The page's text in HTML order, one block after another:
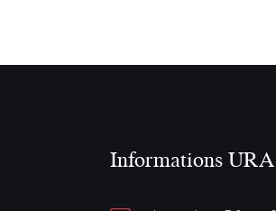
Informations URA